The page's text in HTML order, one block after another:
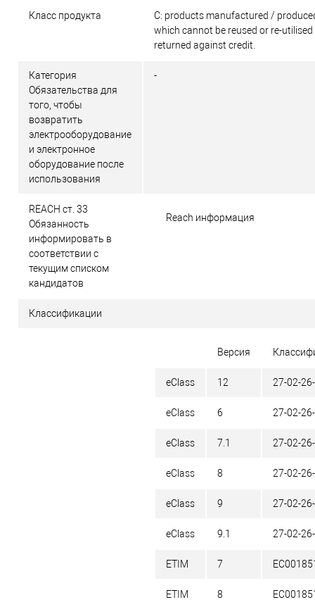
Класс продукта
C: products manufactured /
which cannot be reused or re-utilised
returned against credit.
Категория
Обязательства для
того, чтобы
возвратить
электрооборудование
и электронное
оборудование после
использования
-
REACH ст. 33
Обязанность
информировать в
соответствии с
текущим списком
кандидатов
Reach информация
Классификации
Версия
eClass 12 27-02-
eClass 6 27-02-
eClass 7.1 27-02-
eClass 8 27-02-
eClass 9 27-02-
eClass 9.1 27-02-
ETIM 7
ETIM 8